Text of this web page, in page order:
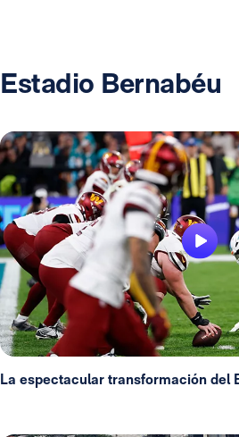
Estadio Bernabéu
La espectacular transformación del